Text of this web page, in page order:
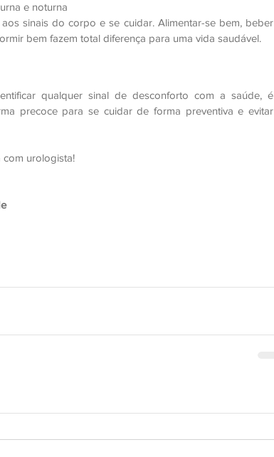
e noturna
sinais do corpo e se cuidar. Alimentar-se bem, beber
bem fazem total diferença para uma vida saudável.
qualquer sinal de desconforto com a saúde, é
precoce para se cuidar de forma preventiva e evitar
com urologista!